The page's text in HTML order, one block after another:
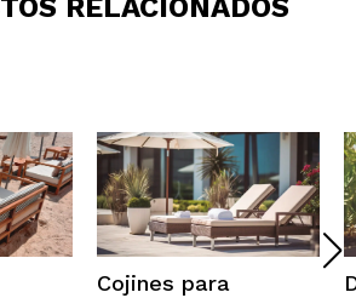
RELACIONADOS
Cojines para